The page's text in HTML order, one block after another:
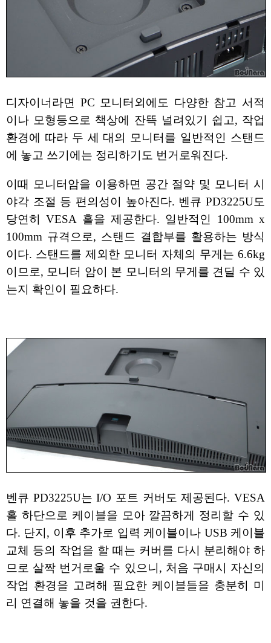
디자이너라면 PC 모니터외에도 다양한 참고 서적
이나 모형등으로 책상에 잔뜩 널려있기 쉽고, 작업
환경에 따라 두 세 대의 모니터를 일반적인 스탠드
에 놓고 쓰기에는 정리하기도 번거로워진다.
이때 모니터암을 이용하면 공간 절약 및 모니터 시
야각 조절 등 편의성이 높아진다. 벤큐 PD3225U도
당연히 VESA 홀을 제공한다. 일반적인 100mm x
100mm 규격으로, 스탠드 결합부를 활용하는 방식
이다. 스탠드를 제외한 모니터 자체의 무게는 6.6kg
이므로, 모니터 암이 본 모니터의 무게를 견딜 수 있
는지 확인이 필요하다.
벤큐 PD3225U는 I/O 포트 커버도 제공된다. VESA
홀 하단으로 케이블을 모아 깔끔하게 정리할 수 있
다. 단지, 이후 추가로 입력 케이블이나 USB 케이블
교체 등의 작업을 할 때는 커버를 다시 분리해야 하
므로 살짝 번거로울 수 있으니, 처음 구매시 자신의
작업 환경을 고려해 필요한 케이블들을 충분히 미
리 연결해 놓을 것을 권한다.